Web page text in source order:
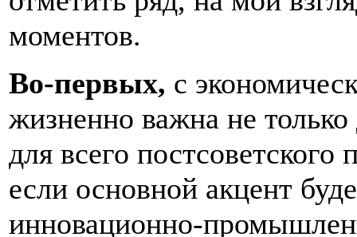
моментов.
Во-первых, с
жизненно важна не
для всего постсоветского
если основной акцент
инновационно-